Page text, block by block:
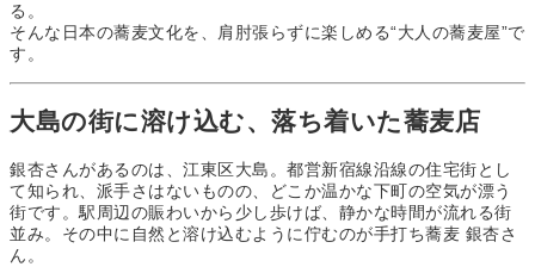
る。
そんな日本の蕎麦文化を、肩肘張らずに楽しめる“大人の蕎麦屋”で
す。
大島の街に溶け込む、落ち着いた蕎麦店
銀杏さんがあるのは、江東区大島。都営新宿線沿線の住宅街とし
て知られ、派手さはないものの、どこか温かな下町の空気が漂う
街です。駅周辺の賑わいから少し歩けば、静かな時間が流れる街
並み。その中に自然と溶け込むように佇むのが手打ち蕎麦 銀杏さ
ん。